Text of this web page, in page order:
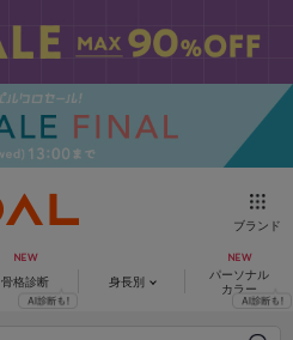
ブランド
骨格診断 身長別
パーソナル
カラー